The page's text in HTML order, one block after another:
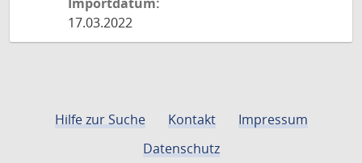
17.03.2022
Hilfe zur Suche Kontakt
Impressum
Datenschutz